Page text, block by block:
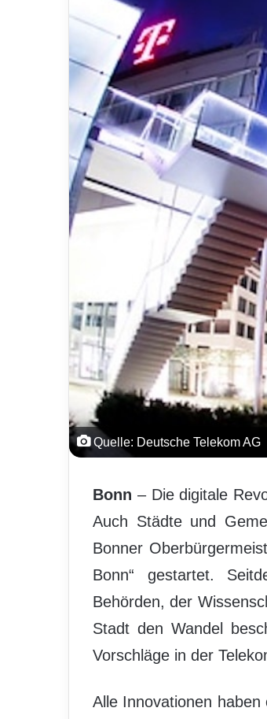
Quelle: Deutsche Telekom AG
Bonn – Die digitale
Auch Städte und
Bonner
Bonn“ gestartet.
Behörden, der
Stadt den Wandel
Vorschläge in der
Alle Innovationen haben